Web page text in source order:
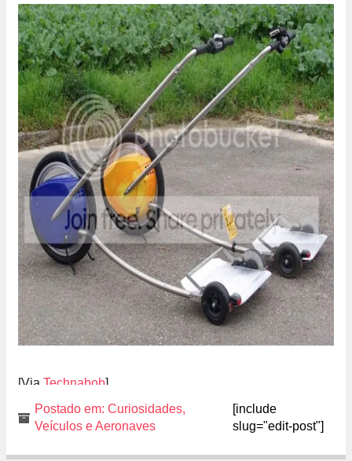
[Via Technabob]
Postado em: Curiosidades,
Veículos e Aeronaves
[include
slug="edit-post"]